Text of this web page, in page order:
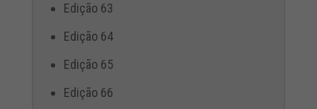
Edição 63
Edição 64
Edição 65
Edição 66